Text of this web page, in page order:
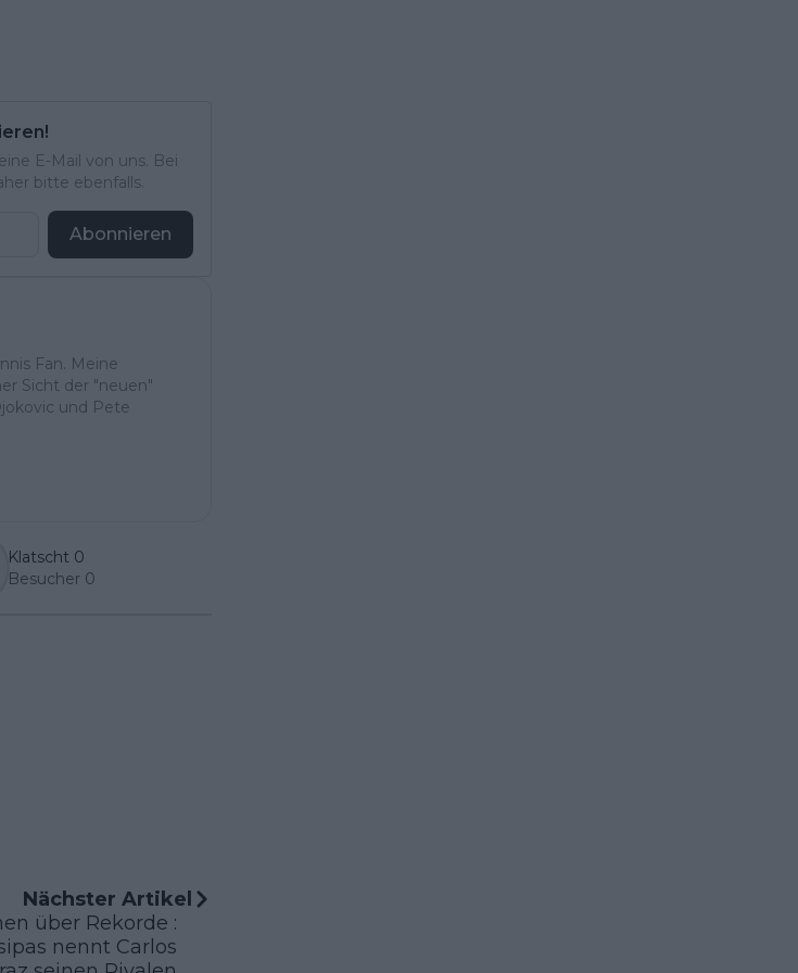
E-Mail von uns. Bei
bitte ebenfalls.
Abonnieren
Fan. Meine
Sicht der "neuen"
und Pete
Klatscht 0
Besucher 0
Nächster Artikel
über Rekorde :
nennt Carlos